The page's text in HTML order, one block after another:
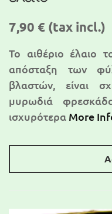
7,90 € (tax incl.)
Το αιθέριο έλαιο
απόσταξη των
βλαστών, είναι
μυρωδιά
ισχυρότερα More